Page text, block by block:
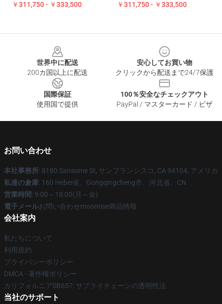
￥311,750 - ￥333,500 ￥311,750 - ￥333,500
世界中に配送
200カ国以上に配送
安心してお買い物
クリックから配送まで24/7保護
国際保証
使用国で提供
100％安全なチェックアウト
PayPal / マスターカード / ビザ
お問い合わせ
本社事務所: 8180 Sansome St, サンフランシスコ, CA 94104, アメリカ
私達の倉庫: 160 Hebei省、Gongqingcheng市、河北省、CN
営業時間: 9:00～18:00(月～金)
電子メールお問い合わせmoonrise商品情報
会社案内
私たちについて
利用規約
プライバシーポリシー
DMCA - 著作権ポリシー
カリフォルニアSB657: サプライチェーンの透明性法
当社のサポート